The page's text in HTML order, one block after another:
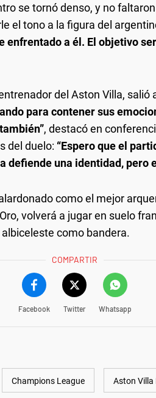
se tornó denso, y no
el tono a la figura del
enfrentado a él. El objetivo
del Aston Villa, salió
para contener sus
, destacó en
del duelo: “Espero que el
defiende una identidad, pero
como el mejor
volverá a jugar en suelo
como bandera.
COMPARTIR
Facebook Twitter Whatsapp
Champions League Aston Villa